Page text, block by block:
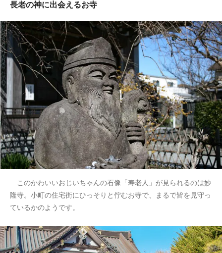
長老の神に出会えるお寺
このかわいいおじいちゃんの石像「寿老人」が見られるのは妙
隆寺。小町の住宅街にひっそりと佇むお寺で、まるで皆を見守っ
ているかのようです。